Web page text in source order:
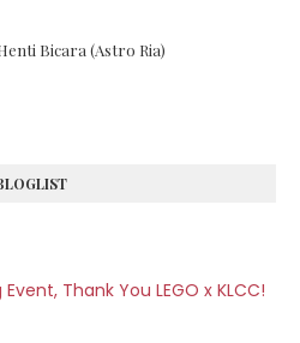
Bicara (Astro Ria)
Thank You LEGO x KLCC!